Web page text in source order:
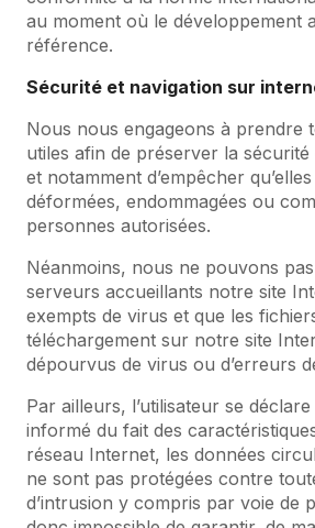
au moment où le développement
référence.
Sécurité et navigation sur
Nous nous engageons à prendre
utiles afin de préserver la
et notamment d’empêcher
déformées, endommagées ou
personnes autorisées.
Néanmoins, nous ne pouvons
serveurs accueillants notre site
exempts de virus et que les
téléchargement sur notre site
dépourvus de virus ou d’erreurs
Par ailleurs, l’utilisateur se
informé du fait des
réseau Internet, les données
ne sont pas protégées contre
d’intrusion y compris par voie de